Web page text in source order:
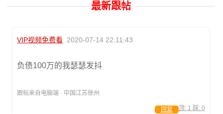
最新跟帖
VIP视频免费看 2020-07-14 22:11:43
负债100万的我瑟瑟发抖
跟帖来自电脑端 · 中国江苏徐州
顶: 1 踩: 0
回复